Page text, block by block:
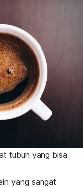
tubuh yang bisa
yang sangat